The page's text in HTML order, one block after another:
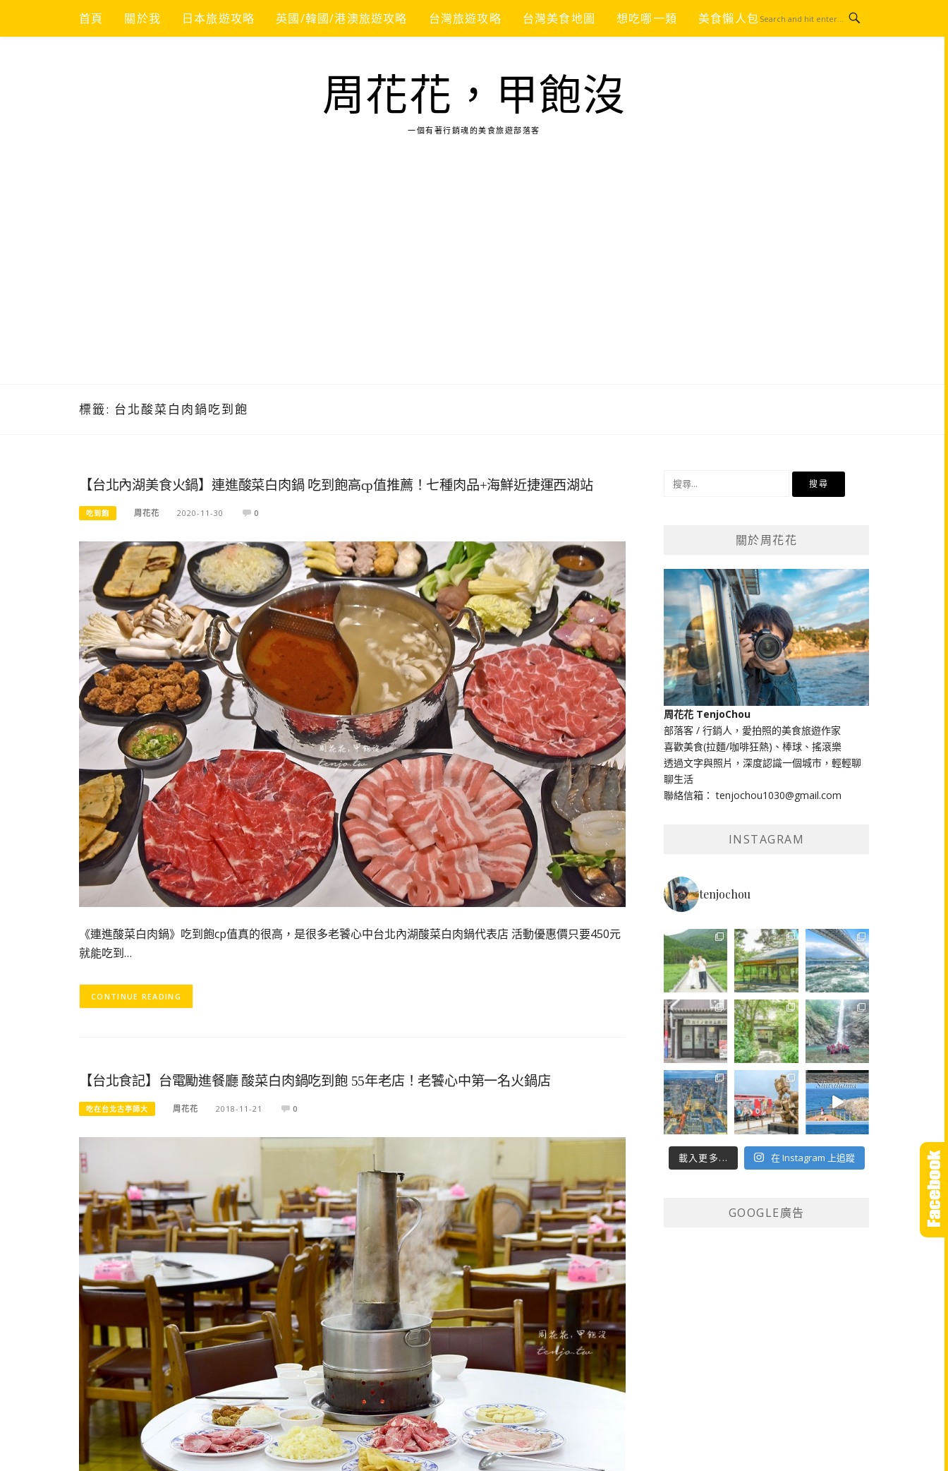
content
首頁 關於我 日本旅遊攻略 英國/韓國/港澳旅遊攻略 台灣旅遊攻略 台灣美食地圖 想吃哪一類 美食懶人包
周花花，甲飽沒
一個有著行銷魂的美食旅遊部落客
標籤: 台北酸菜白肉鍋吃到飽
【台北內湖美食火鍋】連進酸菜白肉鍋 吃到飽高cp值推薦！七種肉品+海鮮近捷運西湖站
吃到飽 周花花 2020-11-30 0
《連進酸菜白肉鍋》吃到飽cp值真的很高，是很多老饕心中台北內湖酸菜白肉鍋代表店 活動優惠價只要450元
就能吃到…
CONTINUE READING
【台北食記】台電勵進餐廳 酸菜白肉鍋吃到飽 55年老店！老饕心中第一名火鍋店
吃在台北古亭師大 周花花 2018-11-21 0
關於周花花
周花花 TenjoChou
部落客 / 行銷人，愛拍照的美食旅遊作家
喜歡美食(拉麵/咖啡狂熱)、棒球、搖滾樂
透過文字與照片，深度認識一個城市，輕輕聊
聊生活
聯絡信箱： tenjochou1030@gmail.com
INSTAGRAM
tenjochou
載入更多... 在 Instagram 上追蹤
GOOGLE廣告